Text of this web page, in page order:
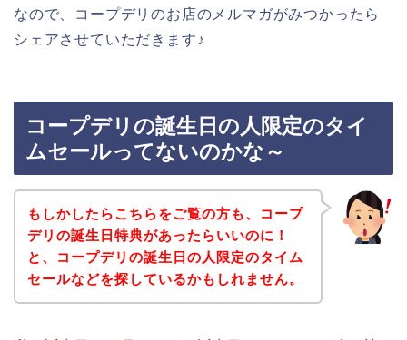
なので、コープデリのお店のメルマガがみつかったら
シェアさせていただきます♪
コープデリの誕生日の人限定のタイ
ムセールってないのかな～
もしかしたらこちらをご覧の方も、コープ
デリの誕生日特典があったらいいのに！
と、コープデリの誕生日の人限定のタイム
セールなどを探しているかもしれません。